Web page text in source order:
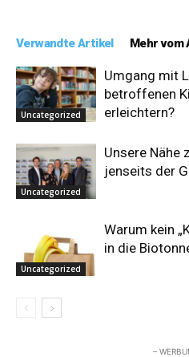
Verwandte Artikel Mehr vom
Uncategorized
Umgang mit
betroffenen
erleichtern?
Uncategorized
Unsere Nähe
jenseits der
Uncategorized
Warum kein
in die
–